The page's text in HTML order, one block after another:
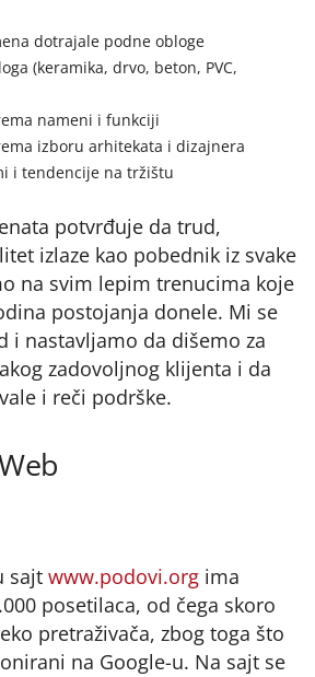
dotrajale podne obloge
(keramika, drvo, beton, PVC,
nameni i funkciji
izboru arhitekata i dizajnera
i tendencije na tržištu
potvrđuje da trud,
izlaze kao pobednik iz svake
na svim lepim trenucima koje
postojanja donele. Mi se
i nastavljamo da dišemo za
zadovoljnog klijenta i da
i reči podrške.
sajt www.podovi.org ima
posetilaca, od čega skoro
pretraživača, zbog toga što
na Google-u. Na sajt se